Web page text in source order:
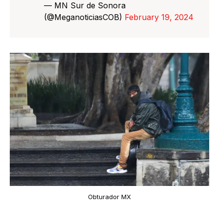
— MN Sur de Sonora
(@MeganoticiasCOB) February 19, 2024
Obturador MX